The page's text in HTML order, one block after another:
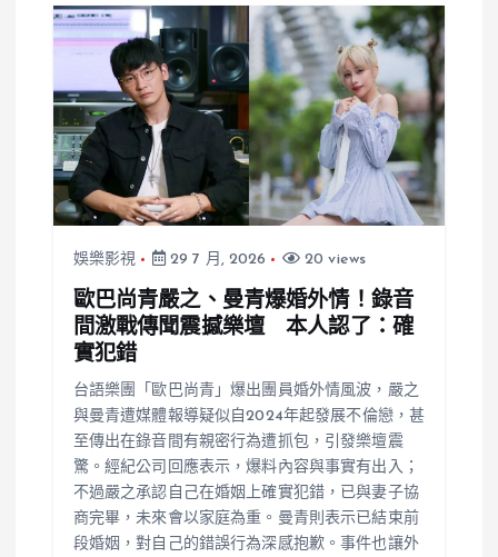
娛樂影視 29 7 月, 2026 20 views
歐巴尚青嚴之、曼青爆婚外情！錄音
間激戰傳聞震撼樂壇 本人認了：確
實犯錯
台語樂團「歐巴尚青」爆出團員婚外情風波，嚴之
與曼青遭媒體報導疑似自2024年起發展不倫戀，甚
至傳出在錄音間有親密行為遭抓包，引發樂壇震
驚。經紀公司回應表示，爆料內容與事實有出入；
不過嚴之承認自己在婚姻上確實犯錯，已與妻子協
商完畢，未來會以家庭為重。曼青則表示已結束前
段婚姻，對自己的錯誤行為深感抱歉。事件也讓外